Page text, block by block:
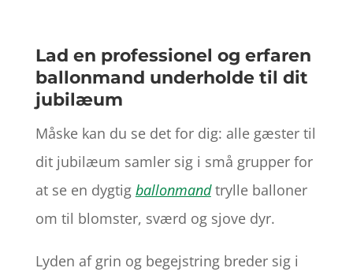
Lad en professionel og erfaren
ballonmand underholde til dit
jubilæum
Måske kan du se det for dig: alle gæster til
dit jubilæum samler sig i små grupper for
at se en dygtig ballonmandtrylle balloner
om til blomster, sværd og sjove dyr.
Lyden af grin og begejstring breder sig i